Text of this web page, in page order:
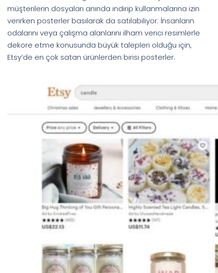
müşterilerin dosyaları anında indirip kullanmalarına izin
verirken posterler basılarak da satılabiliyor. İnsanların
odalarını veya çalışma alanlarını ilham verici resimlerle
dekore etme konusunda büyük talepleri olduğu için,
Etsy’de en çok satan ürünlerden birisi posterler.